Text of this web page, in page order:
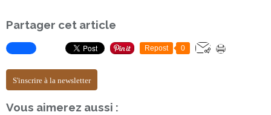
Partager cet article
Repost 0
S'inscrire à la newsletter
Vous aimerez aussi :